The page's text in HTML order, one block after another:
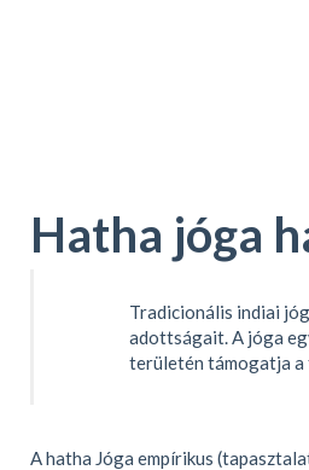
Hatha jóga
Tradicionális indiai
adottságait. A jóga
területén támogatja a
A hatha Jóga empírikus